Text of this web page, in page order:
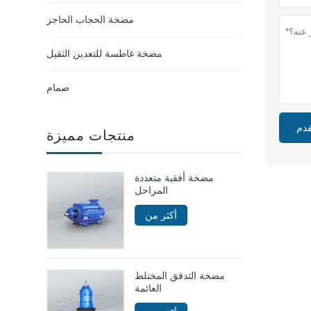
مضخة الحجاب الحاجز
مضخة غاطسة للتعدين الثقيل
صمام
منتجات مميزة
مضخة أفقية متعددة
المراحل
أكثر من
مضخة التدفق المختلط
العائمة